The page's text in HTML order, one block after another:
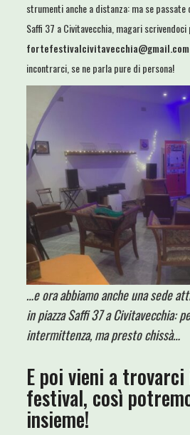
strumenti anche a distanza: ma se
Saffi 37 a Civitavecchia, magari
fortefestivalcivitavecchia@gmail.com
incontrarci, se ne parla pure di persona!
…e ora abbiamo anche una sede
in piazza Saffi 37 a Civitavecchia:
intermittenza, ma presto chissà…
E poi vieni a trovarci
festival, così
insieme!